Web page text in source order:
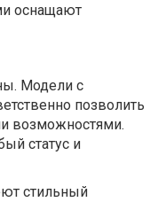
оснащают
Модели с
позволить
возможностями.
статус и
стильный